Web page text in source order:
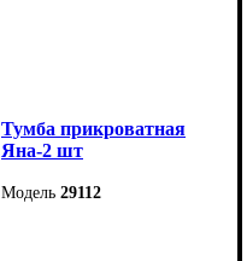
Тумба прикроватная
Яна-2 шт
29112